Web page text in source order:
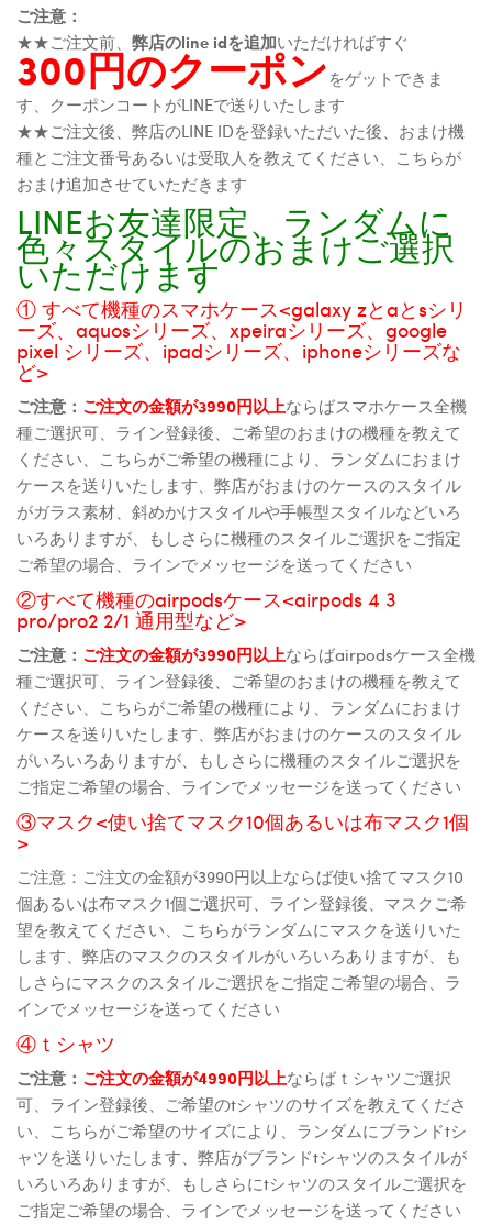
ご注意：
★★ご注文前、 弊店のline idを追加いただければすぐ
300円のクーポンをゲットできま
す、クーポンコートがLINEで送りいたします
★★ご注文後、弊店のLINE IDを登録いただいた後、おまけ機
種とご注文番号あるいは受取人を教えてください、こちらが
おまけ追加させていただきます
LINEお友達限定、ランダムに
色々スタイルのおまけご選択
いただけます
① すべて機種のスマホケース<galaxy zとaとsシリ
ーズ、aquosシリーズ、xpeiraシリーズ、google
pixel シリーズ、ipadシリーズ、iphoneシリーズな
ど>
ご注意： ご注文の金額が3990円以上ならばスマホケース全機
種ご選択可、ライン登録後、ご希望のおまけの機種を教えて
ください、こちらがご希望の機種により、ランダムにおまけ
ケースを送りいたします、弊店がおまけのケースのスタイル
がガラス素材、斜めかけスタイルや手帳型スタイルなどいろ
いろありますが、もしさらに機種のスタイルご選択をご指定
ご希望の場合、ラインでメッセージを送ってください
②すべて機種のairpodsケース<airpods 4 3
pro/pro2 2/1 通用型など>
ご注意： ご注文の金額が3990円以上ならばairpodsケース全機
種ご選択可、ライン登録後、ご希望のおまけの機種を教えて
ください、こちらがご希望の機種により、ランダムにおまけ
ケースを送りいたします、弊店がおまけのケースのスタイル
がいろいろありますが、もしさらに機種のスタイルご選択を
ご指定ご希望の場合、ラインでメッセージを送ってください
③マスク<使い捨てマスク10個あるいは布マスク1個
>
ご注意：ご注文の金額が3990円以上ならば使い捨てマスク10
個あるいは布マスク1個ご選択可、ライン登録後、マスクご希
望を教えてください、こちらがランダムにマスクを送りいた
します、弊店のマスクのスタイルがいろいろありますが、も
しさらにマスクのスタイルご選択をご指定ご希望の場合、ラ
インでメッセージを送ってください
④ｔシャツ
ご注意： ご注文の金額が4990円以上ならばｔシャツご選択
可、ライン登録後、ご希望のtシャツのサイズを教えてくださ
い、こちらがご希望のサイズにより、ランダムにブランドtシ
ャツを送りいたします、弊店がブランドtシャツのスタイルが
いろいろありますが、もしさらにtシャツのスタイルご選択を
ご指定ご希望の場合、ラインでメッセージを送ってください